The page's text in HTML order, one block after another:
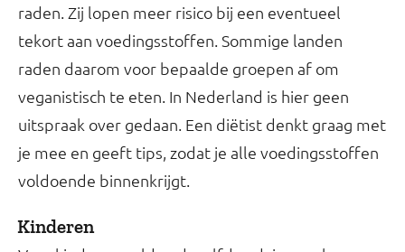
raden. Zij lopen meer risico bij een eventueel
tekort aan voedingsstoffen. Sommige landen
raden daarom voor bepaalde groepen af om
veganistisch te eten. In Nederland is hier geen
uitspraak over gedaan. Een diëtist denkt graag met
je mee en geeft tips, zodat je alle voedingsstoffen
voldoende binnenkrijgt.
Kinderen